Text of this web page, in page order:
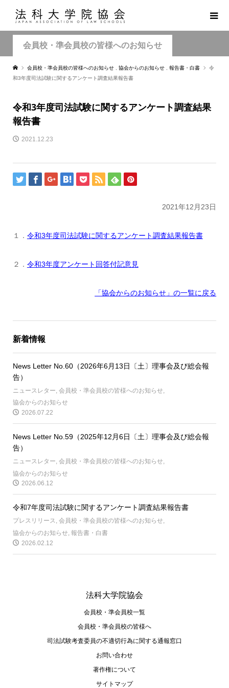
会員校・準会員校の皆様へのお知らせ
会員校・準会員校の皆様へのお知らせ 協会からのお知らせ 報告書・白書
令
和3年度司法試験に関するアンケート調査結果報告書
令和3年度司法試験に関するアンケート調査結果
報告書
2021.12.23
2021年12月23日
１． 令和3年度司法試験に関するアンケート調査結果報告書
２． 令和3年度アンケート回答付記意見
「協会からのお知らせ 」の一覧に戻る
新着情報
News Letter No.60（2026年6月13日〔土〕理事会及び総会報
告）
ニュースレター 会員校・準会員校の皆様へのお知らせ
協会からのお知らせ
2026.07.22
News Letter No.59（2025年12月6日〔土〕理事会及び総会報
告）
ニュースレター, 会員校・準会員校の皆様へのお知らせ,
協会からのお知らせ
2026.06.12
令和7年度司法試験に関するアンケート調査結果報告書
プレスリリース, 会員校・準会員校の皆様へのお知らせ,
協会からのお知らせ 報告書・白書
2026.02.12
法科大学院協会
会員校・準会員校一覧
会員校・準会員校の皆様へ
司法試験考査委員の不適切⾏為に関する通報窓⼝
お問い合わせ
著作権について
サイトマップ